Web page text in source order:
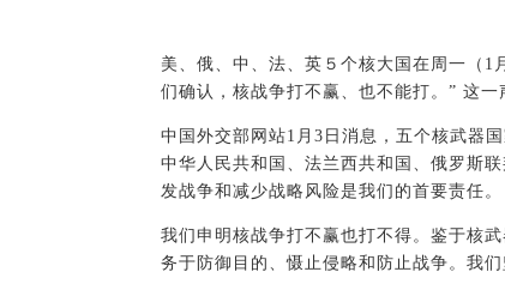
美、俄、中、法、英５个核大国在周一（1
们确认，核战争打不赢、也不能打。” 这
中国外交部网站1月3日消息，五个核武器
中华人民共和国、法兰西共和国、俄罗斯
发战争和减少战略风险是我们的首要责任。
我们申明核战争打不赢也打不得。鉴于核
务于防御目的、慑止侵略和防止战争。我